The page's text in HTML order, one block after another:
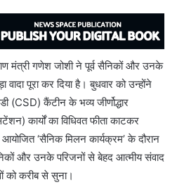
मंत्री गणेश जोशी ने पूर्व सैनिकों और उनके
पूरा कर दिया है। बुधवार को उन्होंने
(CSD) कैंटीन के भव्य जीर्णोद्धार
कार्यों का विधिवत फीता काटकर
‘सैनिक मिलन कार्यक्रम’ के दौरान
और उनके परिजनों से बेहद आत्मीय संवाद
को करीब से सुना।